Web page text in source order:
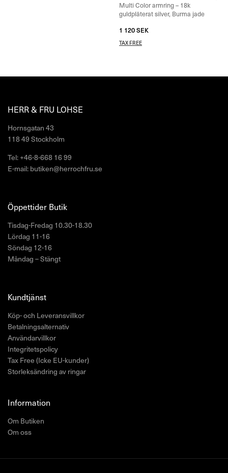
Multi Color armring – 18k
guldpläterat silver, Burma jade
1 120SEK
TAX FREE
HERR & FRU LOHSE
Hornsgatan 43
118 49 Stockholm
Tel: +46-8-668 16 99
E-mail: butiken@herrochfru.se
Öppettider Butik
Tisdag-Fredag 10.30-18.30
Lördag 11-16
Söndag 12-16
Måndag – Stängt
Kundtjänst
Köp- och Leveransvillkor
Betalningsalternativ
Användarvillkor
Integritetspolicy
Tax Free (Icke EU-kunder)
Storleksändring av ringar
Information
Om Butiken
Om oss